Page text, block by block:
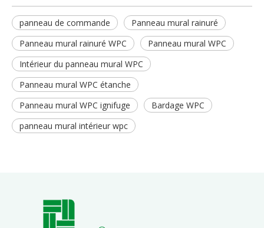
panneau de commande
Panneau mural rainuré
Panneau mural rainuré WPC
Panneau mural WPC
Intérieur du panneau mural WPC
Panneau mural WPC étanche
Panneau mural WPC ignifuge
Bardage WPC
panneau mural intérieur wpc